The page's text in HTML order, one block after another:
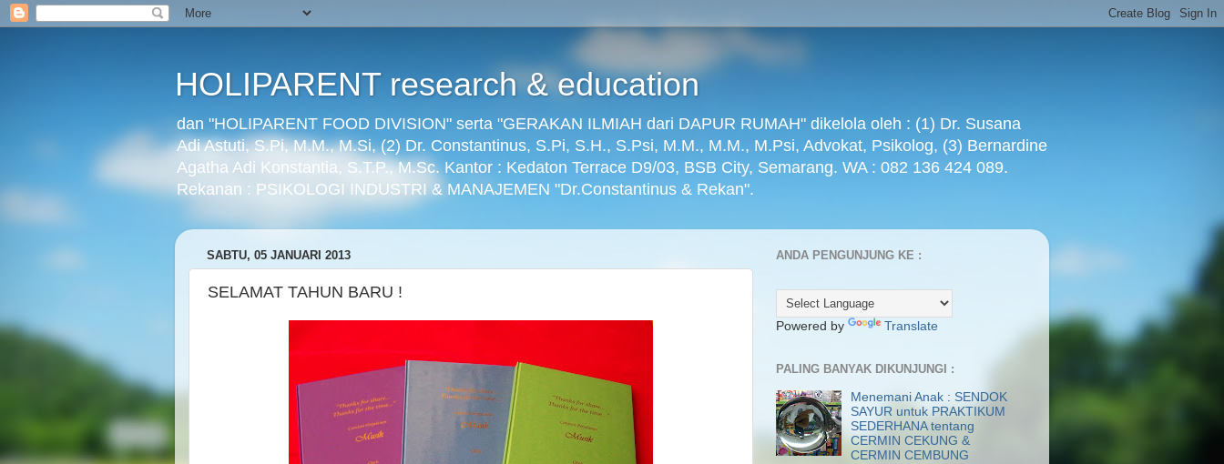
HOLIPARENT research & education
dan "HOLIPARENT FOOD DIVISION" serta "GERAKAN ILMIAH dari DAPUR RUMAH" dikelola oleh : (1) Dr. Susana
Adi Astuti, S.Pi, M.M., M.Si, (2) Dr. Constantinus, S.Pi, S.H., S.Psi, M.M., M.M., M.Psi, Advokat, Psikolog, (3) Bernardine
Agatha Adi Konstantia, S.T.P., M.Sc. Kantor : Kedaton Terrace D9/03, BSB City, Semarang. WA : 082 136 424 089.
Rekanan : PSIKOLOGI INDUSTRI & MANAJEMEN "Dr.Constantinus & Rekan".
SABTU, 05 JANUARI 2013
SELAMAT TAHUN BARU !
ANDA PENGUNJUNG KE :
Powered by Translate
PALING BANYAK DIKUNJUNGI :
Menemani Anak : SENDOK
SAYUR untuk PRAKTIKUM
SEDERHANA tentang
CERMIN CEKUNG &
CERMIN CEMBUNG